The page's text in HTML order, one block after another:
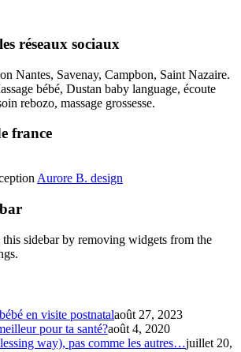
réseaux sociaux
Nantes, Savenay, Campbon, Saint Nazaire.
bébé, Dustan baby language, écoute
rebozo, massage grossesse.
france
Aurore B. design
sidebar by removing widgets from the
en visite postnatalaoût 27, 2023
pour ta santé?août 4, 2020
way), pas comme les autres…juillet 20,